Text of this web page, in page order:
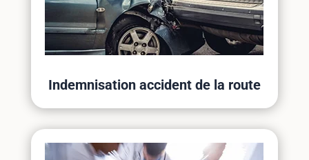
Indemnisation accident de la route